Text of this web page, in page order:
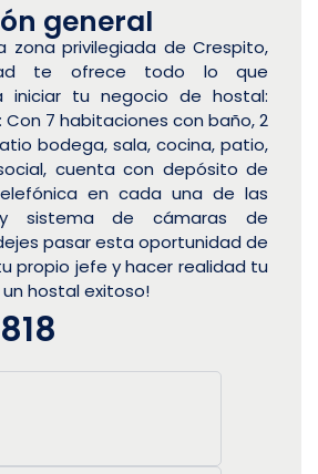
general
zona privilegiada de Crespito,
te ofrece todo lo que
iniciar tu negocio de hostal:
Con 7 habitaciones con baño, 2
bodega, sala, cocina, patio,
cuenta con depósito de
en cada una de las
y sistema de cámaras de
pasar esta oportunidad de
propio jefe y hacer realidad tu
hostal exitoso!